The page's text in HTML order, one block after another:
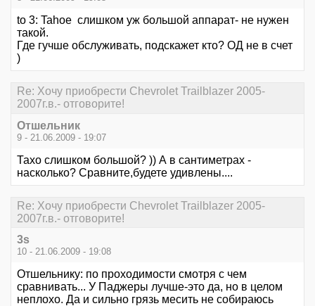
to 3: Tahoe слишком уж большой аппарат- не нужен
такой.
Где гучше обслуживать, подскажет кто? ОД не в счет
)
Re: Хочу приобрести Chevrolet Trailblazer 2005-
2007г.в.- отговорите!
Отшельник
9 - 21.06.2009 - 19:07
Тахо слишком большой? )) А в сантиметрах -
насколько? Сравните,будете удивлены....
Re: Хочу приобрести Chevrolet Trailblazer 2005-
2007г.в.- отговорите!
3s
10 - 21.06.2009 - 19:08
Отшельнику: по проходимости смотря с чем
сравнивать... У Паджеры лучше-это да, но в целом
неплохо. Да и сильно грязь месить не собираюсь